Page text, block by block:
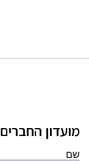
מועדון החברים
שם